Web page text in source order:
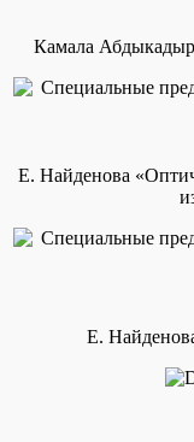
Камала
Е. Найденова
Е.